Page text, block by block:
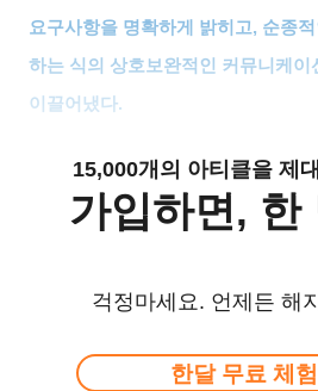
요구사항을 명확하게 밝히고, 순종
하는 식의 상호보완적인 커뮤니케
이끌어냈다.
15,000개의 아티클을 제
가입하면, 한
걱정마세요. 언제든 해
한달 무료 체험